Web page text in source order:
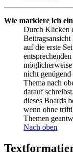
Wie markiere ich
Durch Klicken
Beitragsansicht
auf die erste
nicht
Thema nach
darauf
dieses Boards
wenn ohne
Themen
Nach oben